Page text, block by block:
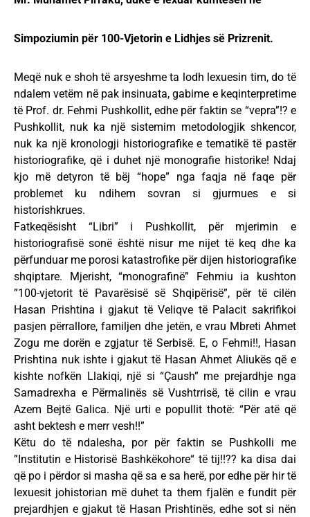
Simpoziumin për 100-Vjetorin e Lidhjes së Prizrenit.
Meqë nuk e shoh të arsyeshme ta lodh lexuesin tim, do të
ndalem vetëm në pak insinuata, gabime e keqinterpretime
të Prof. dr. Fehmi Pushkollit, edhe për faktin se “vepra”!? e
Pushkollit, nuk ka një sistemim metodologjik shkencor,
nuk ka një kronologji historiografike e tematikë të pastër
historiografike, që i duhet një monografie historike! Ndaj
kjo më detyron të bëj “hope” nga faqja në faqe për
problemet ku ndihem sovran si gjurmues e si
historishkrues.
Fatkeqësisht “Libri” i Pushkollit, për mjerimin e
historiografisë sonë është nisur me nijet të keq dhe ka
përfunduar me porosi katastrofike për dijen historiografike
shqiptare. Mjerisht, “monografinë” Fehmiu ia kushton
”100-vjetorit të Pavarësisë së Shqipërisë”, për të cilën
Hasan Prishtina i gjakut të Veliqve të Palacit sakrifikoi
pasjen përrallore, familjen dhe jetën, e vrau Mbreti Ahmet
Zogu me dorën e zgjatur të Serbisë. E, o Fehmi!!, Hasan
Prishtina nuk ishte i gjakut të Hasan Ahmet Aliukës që e
kishte nofkën Llakiqi, një si “Çaush” me prejardhje nga
Samadrexha e Përmalinës së Vushtrrisë, të cilin e vrau
Azem Bejtë Galica. Një urti e popullit thotë: “Për atë që
asht bektesh e merr vesh!!”
Këtu do të ndalesha, por për faktin se Pushkolli me
”Institutin e Historisë Bashkëkohore“ të tij!!?? ka disa dai
që po i përdor si masha që sa e sa herë, por edhe për hir të
lexuesit johistorian më duhet ta them fjalën e fundit për
prejardhjen e gjakut të Hasan Prishtinës, edhe sot si nën